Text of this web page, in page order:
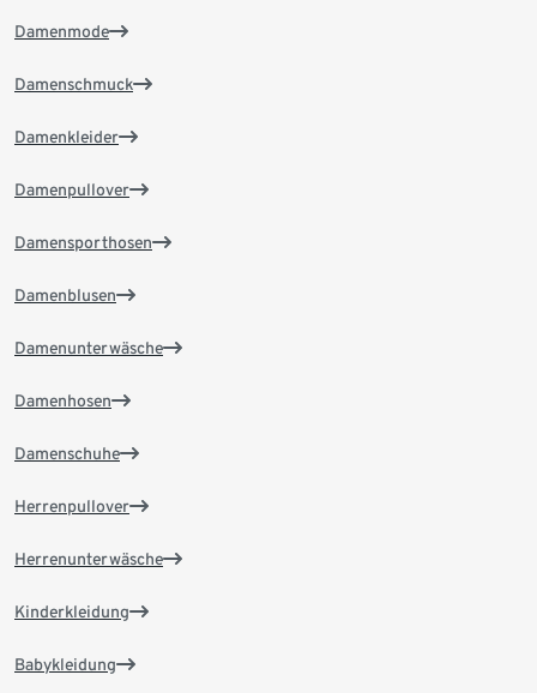
Damenmode
Damenschmuck
Damenkleider
Damenpullover
Damensporthosen
Damenblusen
Damenunterwäsche
Damenhosen
Damenschuhe
Herrenpullover
Herrenunterwäsche
Kinderkleidung
Babykleidung